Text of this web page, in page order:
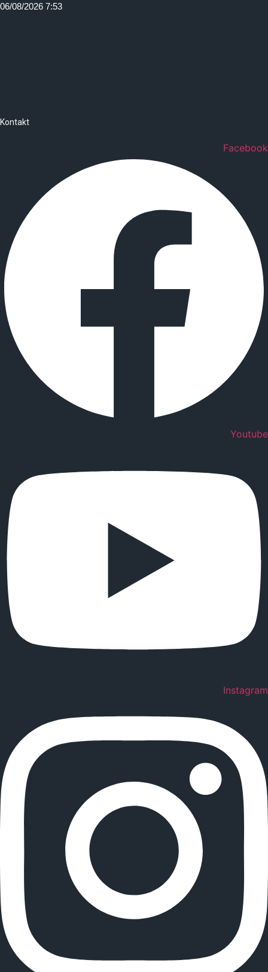
Idi
06/08/2026 7:53
Kontakt
Facebook
Youtube
Instagram